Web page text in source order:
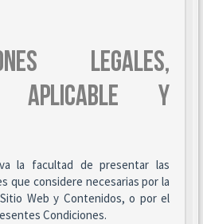
LEGALES,
APLICABLE Y
la facultad de presentar las
que considere necesarias por la
Web y Contenidos, o por el
Condiciones.